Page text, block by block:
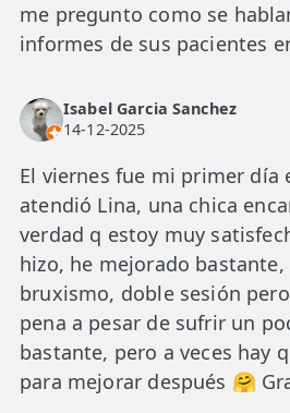
me pregunto como se
informes de sus pacientes
Isabel Garcia Sanchez
14-12-2025
El viernes fue mi primer día
atendió Lina, una chica
verdad q estoy muy
hizo, he mejorado
bruxismo, doble sesión
pena a pesar de sufrir un
bastante, pero a veces hay
para mejorar después 🤗